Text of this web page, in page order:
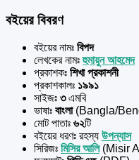
বইয়ের বিবরণ
বইয়ের নামঃ বিপদ
লেখকের নামঃহুমায়ুন আহমেদ
প্রকাশকঃ শিখা প্রকাশনী
প্রকাশকালঃ ১৯৯১
সাইজঃ ৩এমবি
ভাষাঃ বাংলা (Bangla/
মোট পাতাঃ ৬২টি
বইয়ের ধরণঃ রহস্য উপন্যাস
সিরিজঃ মিসির আলি (Misir